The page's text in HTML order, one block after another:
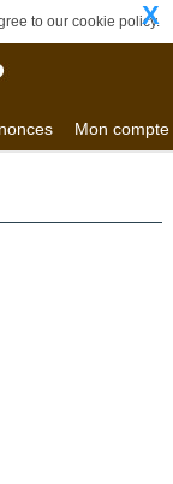
to our cookie policy.
X
Mon compte